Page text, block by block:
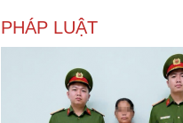
PHÁP LUẬT